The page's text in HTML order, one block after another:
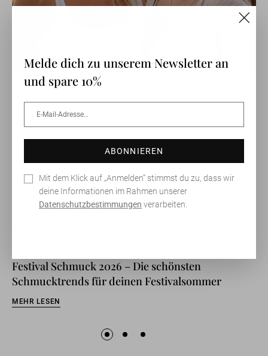
Melde dich zu unserem Newsletter an
und spare 10%
Mail-
Adresse…
ABONNIEREN
Mit dem Klick auf „Anmelden“ stimmst du zu, dass wir
deine Informationen im Rahmen unserer
Datenschutzbestimmungen verarbeiten.
Festival Schmuck 2026 – Die schönsten
Schmucktrends für deinen Festivalsommer
MEHR LESEN